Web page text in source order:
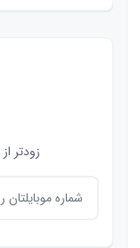
زودتر